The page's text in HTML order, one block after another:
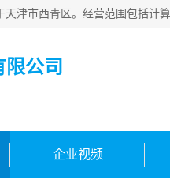
公司
企业视频